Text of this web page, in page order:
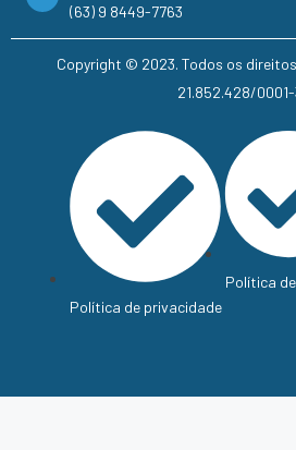
(63) 9 8449-7763
Copyright © 2023. Todos os
21.852.428/
Política de privacidade
Política